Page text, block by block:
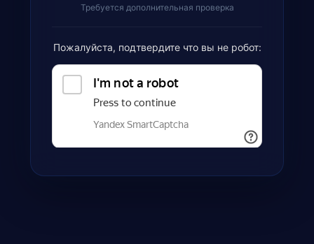
Требуется дополнительная проверка
Пожалуйста, подтвердите что вы не робот: